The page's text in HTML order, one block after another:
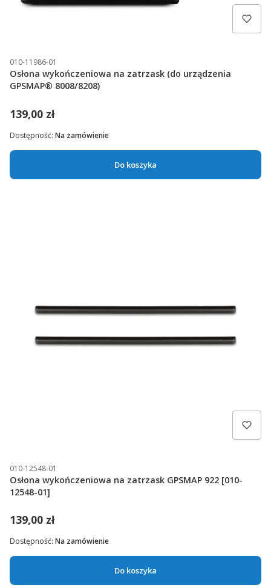
010-11986-01
Osłona wykończeniowa na zatrzask (do urządzenia
GPSMAP® 8008/8208)
139,00 zł
Do koszyka
Dostępność: Na zamówienie
010-12548-01
Osłona wykończeniowa na zatrzask GPSMAP 922 [010-
12548-01]
139,00 zł
Do koszyka
Dostępność: Na zamówienie